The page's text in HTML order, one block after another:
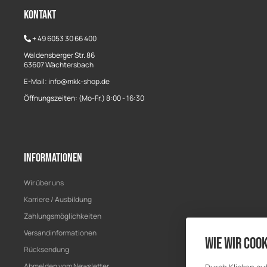
Kontakt
+49 6053 30 66 400
Waldensberger Str. 86
63607 Wächtersbach
E-Mail: info@mkk-shop.de
Öffnungszeiten: (Mo-Fr.) 8:00 - 16:30
Informationen
Wir über uns
Karriere / Ausbildung
Zahlungsmöglichkeiten
Versandinformationen
Rücksendung
Wie wir